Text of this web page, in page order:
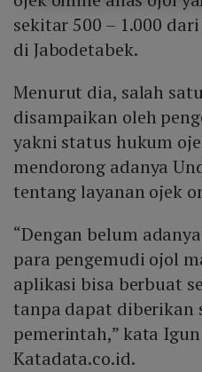
sekitar 500 – 1.000
di Jabodetabek.
Menurut dia, salah
disampaikan oleh
yakni status hukum
mendorong adanya
tentang layanan ojek
“Dengan belum
para pengemudi ojol
aplikasi bisa berbuat
tanpa dapat diberikan
pemerintah,” kata
Katadata.co.id.